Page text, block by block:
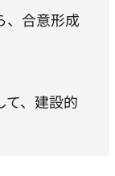
、合意形成
て、建設的